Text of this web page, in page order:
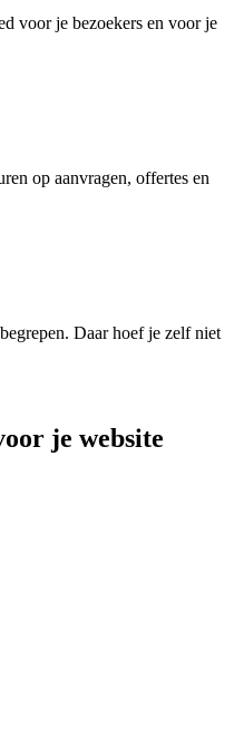
voor je bezoekers en voor je
op aanvragen, offertes en
Daar hoef je zelf niet
je website